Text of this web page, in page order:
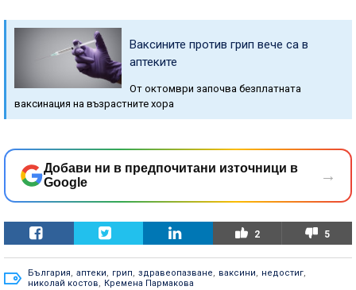
Ваксините против грип вече са в
аптеките
От октомври започва безплатната
ваксинация на възрастните хора
Добави ни в предпочитани източници в
Google
→
2 5
България, аптеки, грип, здравеопазване, ваксини, недостиг,
николай костов, Кремена Пармакова